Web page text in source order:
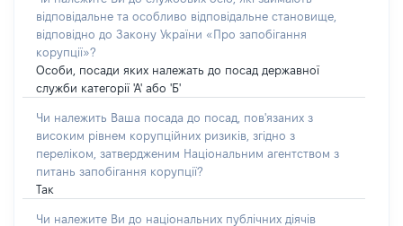
відповідальне та особливо відповідальне становище,
відповідно до Закону України «Про запобігання
корупції»?
Особи, посади яких належать до посад державної
служби категорії 'А' або 'Б'
Чи належить Ваша посада до посад, пов'язаних з
високим рівнем корупційних ризиків, згідно з
переліком, затвердженим Національним агентством з
питань запобігання корупції?
Так
Чи належите Ви до національних публічних діячів